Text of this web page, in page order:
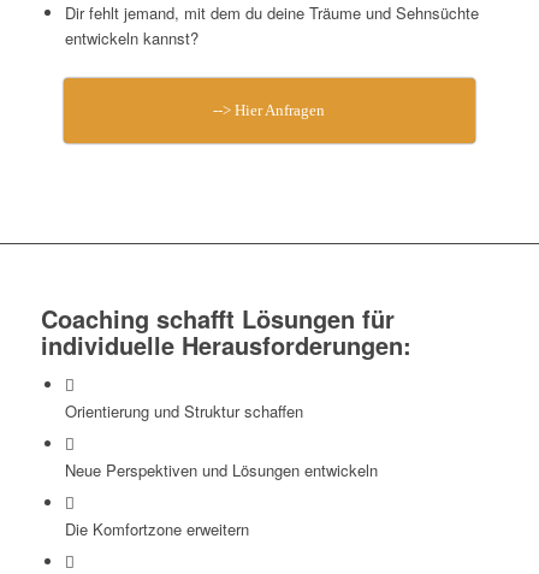
Dir fehlt jemand, mit dem du deine Träume und Sehnsüchte
entwickeln kannst?
--> Hier Anfragen
Coaching schafft Lösungen für
individuelle Herausforderungen:
Orientierung und Struktur schaffen
Neue Perspektiven und Lösungen entwickeln
Die Komfortzone erweitern